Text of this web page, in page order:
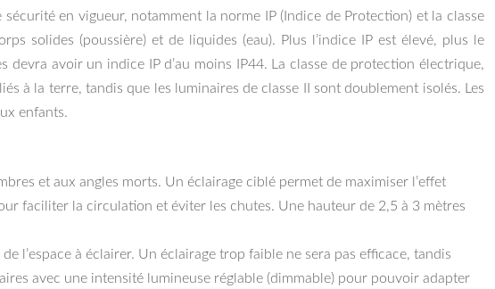
en vigueur, notamment la norme IP (Indice de Protection) et la classe
solides (poussière) et de liquides (eau). Plus l’indice IP est élevé, plus le
avoir un indice IP d’au moins IP44. La classe de protection électrique,
à la terre, tandis que les luminaires de classe II sont doublement isolés. Les
enfants.
et aux angles morts. Un éclairage ciblé permet de maximiser l’effet
faciliter la circulation et éviter les chutes. Une hauteur de 2,5 à 3 mètres
l’espace à éclairer. Un éclairage trop faible ne sera pas efficace, tandis
avec une intensité lumineuse réglable (dimmable) pour pouvoir adapter